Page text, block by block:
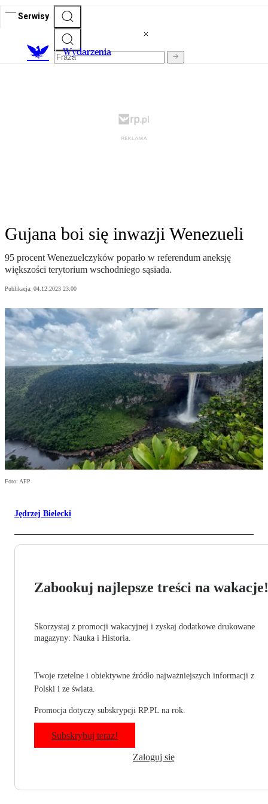
Serwisy
Wydarzenia
Gujana boi się inwazji Wenezueli
95 procent Wenezuelczyków poparło w referendum aneksję
większości terytorium wschodniego sąsiada.
Publikacja: 04.12.2023 23:00
Foto: AFP
Jędrzej Bielecki
Zabookuj najlepsze treści na wakacje!
Skorzystaj z promocji wakacyjnej i zyskaj dodatkowe drukowane
magazyny: Nauka i Historia.
Twoje rzetelne i obiektywne źródło najważniejszych informacji z
Polski i ze świata.
Promocja dotyczy subskrypcji RP.PL na rok.
Subskrybuj teraz!
Zaloguj się